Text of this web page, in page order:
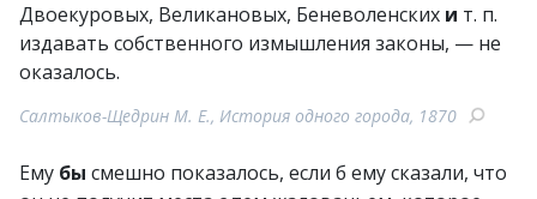
Двоекуровых, Великановых, Беневоленских и т. п.
издавать собственного измышления законы, — не
оказалось.
Салтыков-Щедрин М. Е., История одного города, 1870
Ему бы смешно показалось, если б ему сказали, что